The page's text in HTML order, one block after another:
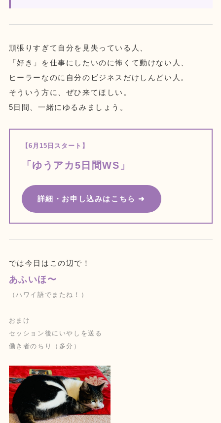
頑張りすぎて自分を見失っている人、
「好き」を仕事にしたいのに怖くて動けない人、
ヒーラーなのに自分のビジネスだけしんどい人。
そういう方に、ぜひ来てほしい。
5日間、一緒にゆるみましょう。
【6月15日スタート】
「ゆうアカ5日間WS」
詳細・お申し込みはこちら ➜
では今日はこの辺で！
あふいほ〜
（ハワイ語でまたね！）
おまけ
セッション後にいやしを送る
働き者のちり（多分）